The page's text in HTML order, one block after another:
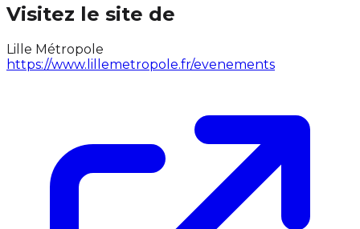
Visitez le site de
Lille Métropole
https://www.lillemetropole.fr/evenements